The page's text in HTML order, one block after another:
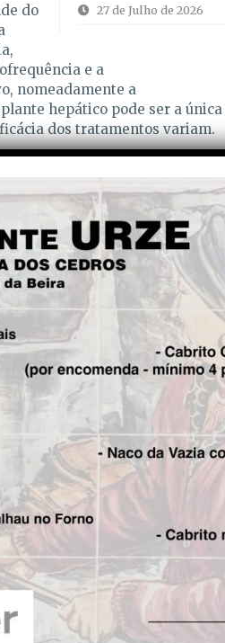
27 de Julho de 2026
do
e a
nomeadamente a
hepático pode ser a única
dos tratamentos variam.
pela doença e pelos
um impacto significativo no
o apoio multidisciplinar, que
sociais e grupos de apoio, é
é crucial reforçar a
o diagnóstico precoce, o acesso
e suas famílias. Estas
a investir em investigação,
combater o impacto
mais humana e